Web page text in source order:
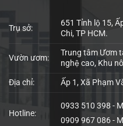
Trụ sở:
651 Tỉnh lộ 15,
Chi, TP HCM.
Vườn ươm:
Trung tâm Ươm
nghệ cao, Khu
Địa chỉ: Ấp 1, Xã Phạm
Hotline:
0933 510 398 -
0909 967 086 -